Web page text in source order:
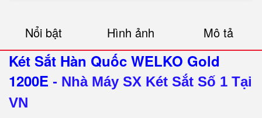
Nổi bật Hình ảnh Mô tả
Két Sắt Hàn Quốc WELKO Gold
1200E - Nhà Máy SX Két Sắt Số 1 Tại
VN